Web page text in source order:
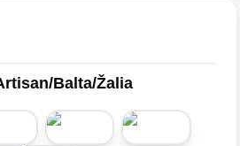
Balta/Žalia